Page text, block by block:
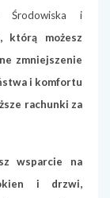
Środowiska i
którą możesz
zmniejszenie
i komfortu
rachunki za
wsparcie na
i drzwi,